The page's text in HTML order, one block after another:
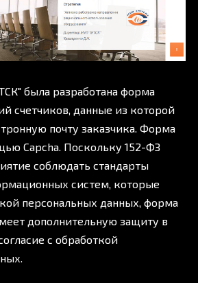
была разработана форма
счетчиков, данные из которой
почту заказчика. Форма
Capcha. Поскольку 152-ФЗ
соблюдать стандарты
систем, которые
персональных данных, форма
дополнительную защиту в
с обработкой